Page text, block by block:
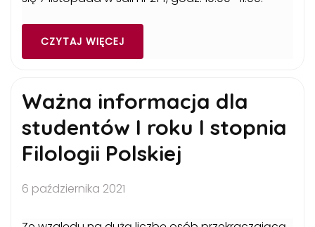
CZYTAJ WIĘCEJ
Ważna informacja dla
studentów I roku I stopnia
Filologii Polskiej
6 października 2021